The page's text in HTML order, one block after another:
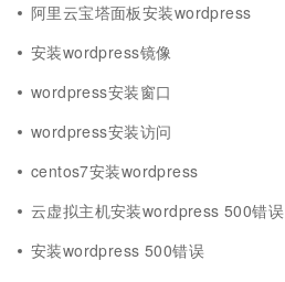
阿里云宝塔面板安装wordpress
安装wordpress镜像
wordpress安装窗口
wordpress安装访问
centos7安装wordpress
云虚拟主机安装wordpress 500错误
安装wordpress 500错误